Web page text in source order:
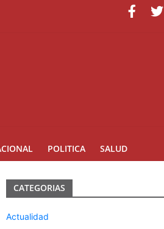
POLITICA SALUD
CATEGORIAS
Actualidad